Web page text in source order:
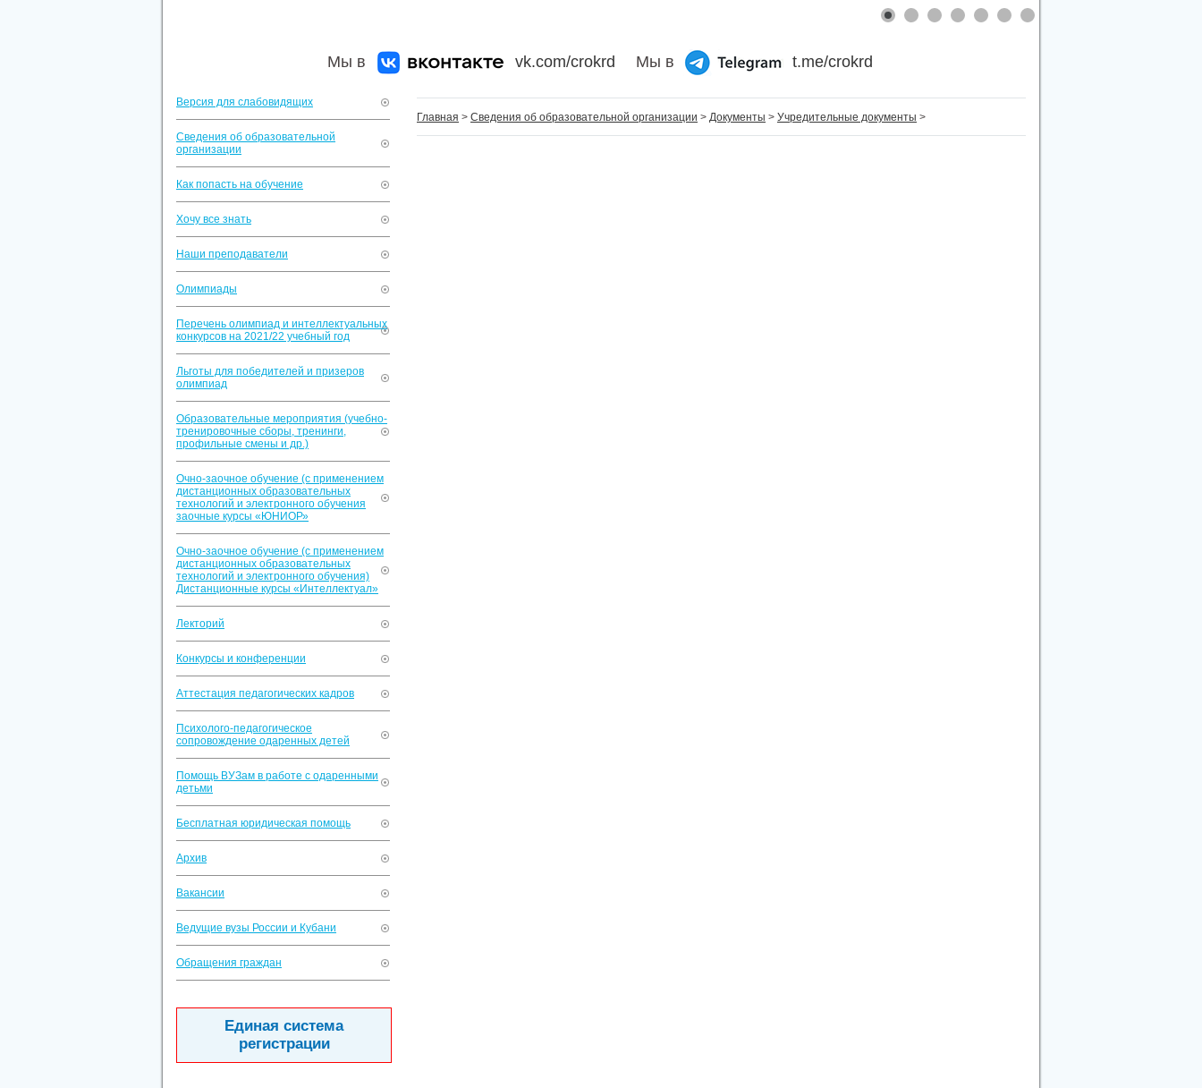
Мы в vk.com/crokrd Мы в t.me/crokrd
Версия для слабовидящих
Сведения об образовательной
организации
Как попасть на обучение
Хочу все знать
Наши преподаватели
Олимпиады
Перечень олимпиад и интеллектуальных
конкурсов на 2021/22 учебный год
Льготы для победителей и призеров
олимпиад
Образовательные мероприятия (учебно-
тренировочные сборы, тренинги,
профильные смены и др.)
Очно-заочное обучение (с применением
дистанционных образовательных
технологий и электронного обучения
заочные курсы «ЮНИОР»
Очно-заочное обучение (с применением
дистанционных образовательных
технологий и электронного обучения)
Дистанционные курсы «Интеллектуал»
Лекторий
Конкурсы и конференции
Аттестация педагогических кадров
Психолого-педагогическое
сопровождение одаренных детей
Помощь ВУЗам в работе с одаренными
детьми
Бесплатная юридическая помощь
Архив
Вакансии
Ведущие вузы России и Кубани
Обращения граждан
Единая система
регистрации
Главная > Сведения об образовательной организации > Документы > Учредительные документы >